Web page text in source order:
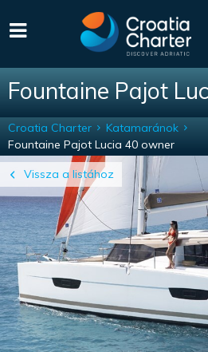
Fountaine Pajot
Vissza a listához
Croatia Charter
Katamaránok
Fountaine Pajot Lucia 40 owner